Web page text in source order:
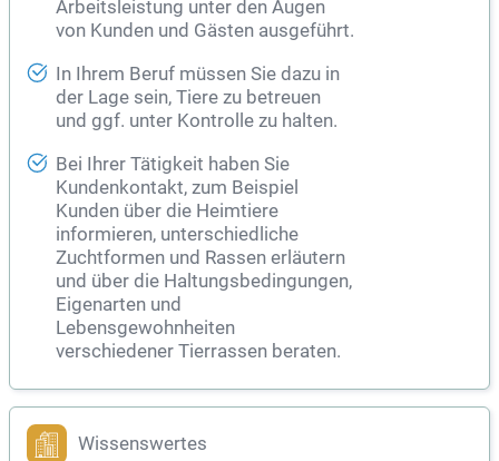
Arbeitsleistung unter den Augen
von Kunden und Gästen ausgeführt.
In Ihrem Beruf müssen Sie dazu in
der Lage sein, Tiere zu betreuen
und ggf. unter Kontrolle zu halten.
Bei Ihrer Tätigkeit haben Sie
Kundenkontakt, zum Beispiel
Kunden über die Heimtiere
informieren, unterschiedliche
Zuchtformen und Rassen erläutern
und über die Haltungsbedingungen,
Eigenarten und
Lebensgewohnheiten
verschiedener Tierrassen beraten.
Wissenswertes